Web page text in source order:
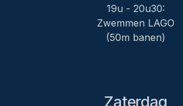
19u - 20u30:
Zwemmen LAGO
(50m banen)
Zaterdag